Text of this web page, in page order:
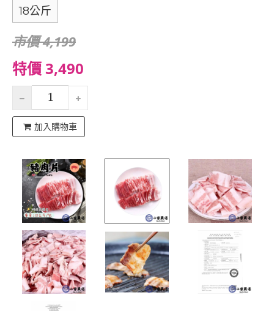
18公斤
市價 4,199
特價 3,490
加入購物車